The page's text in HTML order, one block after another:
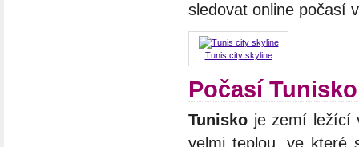
sledovat online počasí
Tunis city skyline
Počasí Tunisko
Tunisko je zemí ležící
velmi teplou, ve které